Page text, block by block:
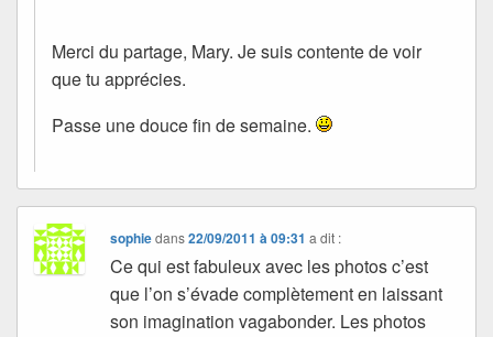
Merci du partage, Mary. Je suis contente de voir
que tu apprécies.
Passe une douce fin de semaine.
sophiedans22/09/2011 à 09:31 a dit :
Ce qui est fabuleux avec les photos c’est
que l’on s’évade complètement en laissant
son imagination vagabonder. Les photos